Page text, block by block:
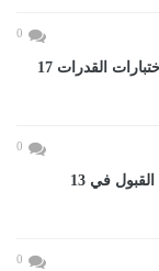
0
تنسيق الجامعات 2026.. إتاحة التسجيل لاختبارات القدرات 17
0
تنسيق الثانوى العام 2027.. اعرف درجات القبول في 13
0